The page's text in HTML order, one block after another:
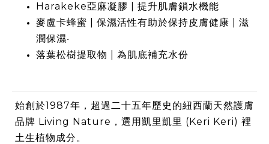
Harakeke亞麻凝膠 | 提升肌膚鎖水機能​
麥盧卡蜂蜜 | 保濕活性有助於保持皮膚健康 | 滋
潤保濕​‧
落葉松樹提取物 | 為肌底補充水份
始創於1987年，超過二十五年歷史的紐西蘭天然護膚
品牌 Living Nature，選用凱里凱里 (Keri Keri) 裡
土生植物成分。